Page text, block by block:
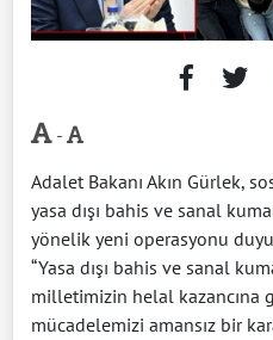
-
Adalet Bakanı Akın Gürlek,
yasa dışı bahis ve sanal
yönelik yeni operasyonu
“Yasa dışı bahis ve sanal
milletimizin helal kazancına
mücadelemizi amansız bir